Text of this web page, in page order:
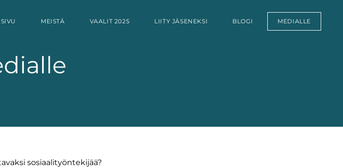
MEISTÄ VAALIT 2025 LIITY JÄSENEKSI BLOGI MEDIALLE
sosiaalityöntekijää?